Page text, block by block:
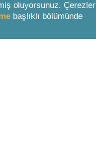
oluyorsunuz. Çerezler
başlıklı bölümünde